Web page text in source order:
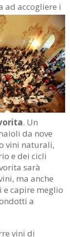
ad accogliere i
. Un
da nove
vini naturali,
e dei cicli
sarà
ma anche
e capire meglio
a
vini di